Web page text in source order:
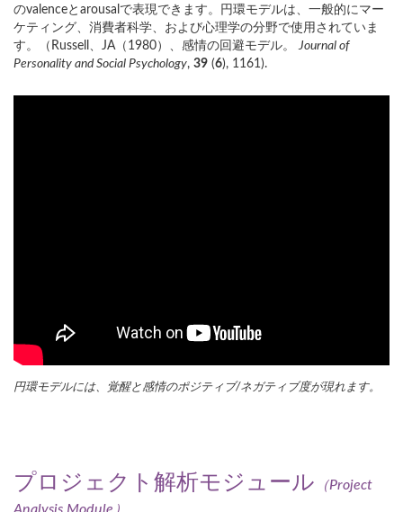
のvalenceとarousalで表現できます。円環モデルは、一般的にマー
ケティング、消費者科学、および心理学の分野で使用されていま
す。（Russell、JA（1980）、感情の回避モデル。Journal of
Personality and Social Psychology, 39 (6), 1161).
円環モデルには、覚醒と感情のポジティブ/ネガティブ度が現れます。
プロジェクト解析モジュール （Project